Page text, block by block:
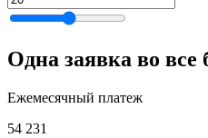
Одна заявка во все
Ежемесячный платеж
54 231